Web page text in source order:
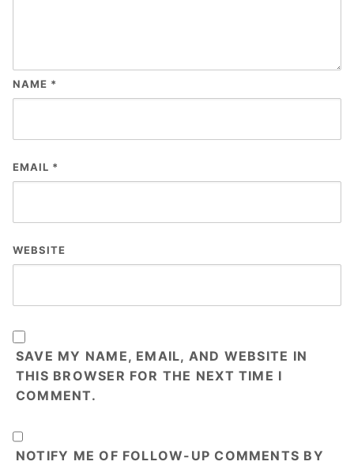
NAME *
EMAIL *
WEBSITE
SAVE MY NAME, EMAIL, AND WEBSITE IN
THIS BROWSER FOR THE NEXT TIME I
COMMENT.
NOTIFY ME OF FOLLOW-UP COMMENTS BY